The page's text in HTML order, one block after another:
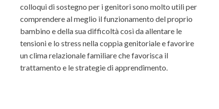
colloqui di sostegno per i genitori sono molto utili per
comprendere al meglio il funzionamento del proprio
bambino e della sua difficoltà così da allentare le
tensioni e lo stress nella coppia genitoriale e favorire
un clima relazionale familiare che favorisca il
trattamento e le strategie di apprendimento.